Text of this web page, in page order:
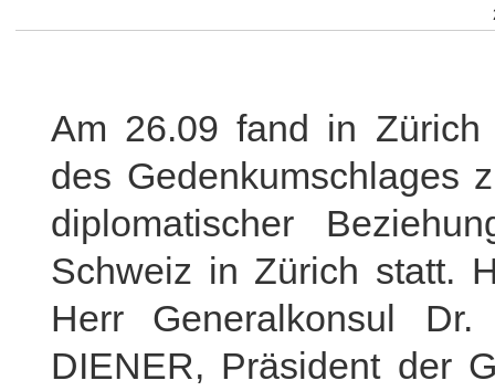
Am 26.09 fand in Zürich
des Gedenkumschlages
diplomatischer
Schweiz in Zürich statt.
Herr Generalkonsul
DIENER, Präsident der